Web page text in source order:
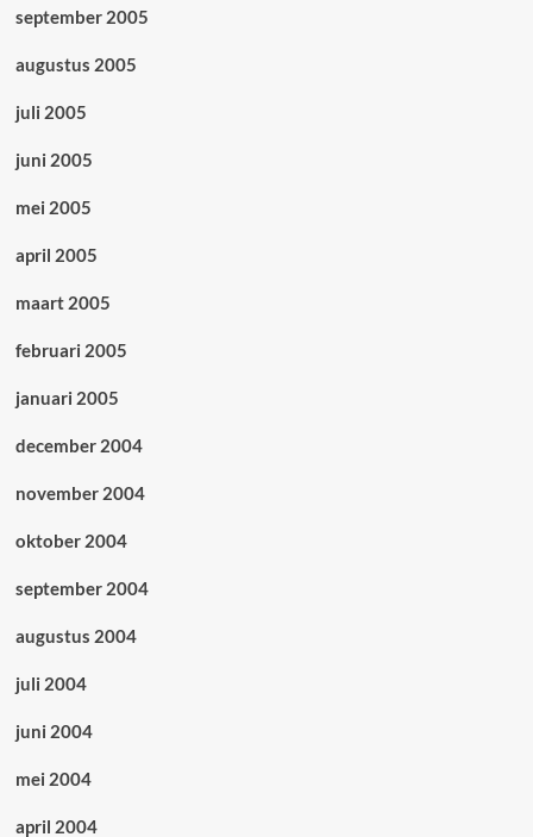
september 2005
augustus 2005
juli 2005
juni 2005
mei 2005
april 2005
maart 2005
februari 2005
januari 2005
december 2004
november 2004
oktober 2004
september 2004
augustus 2004
juli 2004
juni 2004
mei 2004
april 2004